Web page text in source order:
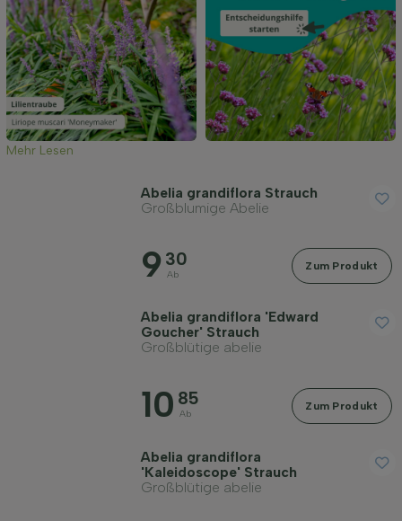
Anwendung
Blütenfarbe
Blütezeit
Mehr Lesen
Abelia grandiflora Strauch
Großblumige Abelie
9 30
Ab
Zum Produkt
Abelia grandiflora 'Edward
Goucher' Strauch
Großblütige abelie
10 85
Ab
Zum Produkt
Abelia grandiflora
'Kaleidoscope' Strauch
Großblütige abelie